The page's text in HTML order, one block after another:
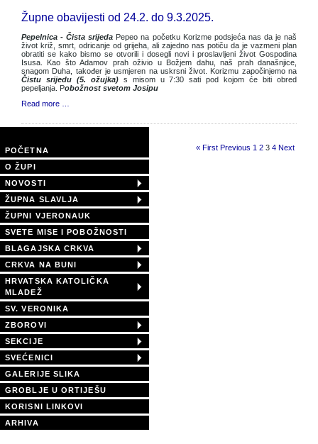
Župne obavijesti od 24.2. do 9.3.2025.
Pepelnica - Čista srijeda Pepeo na početku Korizme podsjeća nas da je naš
život križ, smrt, odricanje od grijeha, ali zajedno nas potiču da je vazmeni plan
obratiti se kako bismo se otvorili i dosegli novi i proslavljeni život Gospodina
Isusa. Kao što Adamov prah oživio u Božjem dahu, naš prah današnjice,
snagom Duha, također je usmjeren na uskrsni život. Korizmu započinjemo na
Čistu srijedu (5. ožujka) s misom u 7:30 sati pod kojom će biti obred
pepeljanja. Pobožnost svetom Josipu
Read more …
« First Previous 1 2 3 4 Next
POČETNA
O ŽUPI
NOVOSTI
ŽUPNA SLAVLJA
ŽUPNI VJERONAUK
SVETE MISE I POBOŽNOSTI
BLAGAJSKA CRKVA
CRKVA NA BUNI
HRVATSKA KATOLIČKA
MLADEŽ
SV. VERONIKA
ZBOROVI
SEKCIJE
SVEĆENICI
GALERIJE SLIKA
GROBLJE U ORTIJEŠU
KORISNI LINKOVI
ARHIVA